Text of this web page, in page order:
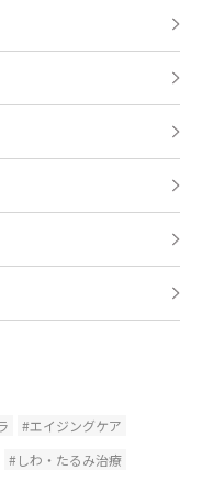
#エイジングケア
#しわ・たるみ治療